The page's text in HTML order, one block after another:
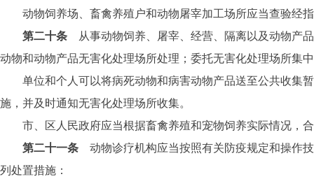
动物饲养场、畜禽养殖户和动物屠宰加工场所应当查验经
第二十条
从事动物饲养、屠宰、经营、隔离以及动物产
动物和动物产品无害化处理场所处理；委托无害化处理场所集
单位和个人可以将病死动物和病害动物产品送至公共收集暂
施，并及时通知无害化处理场所收集。
市、区人民政府应当根据畜禽养殖和宠物饲养实际情况，合
第二十一条 动物诊疗机构应当按照有关防疫规定和操作
列处置措施：